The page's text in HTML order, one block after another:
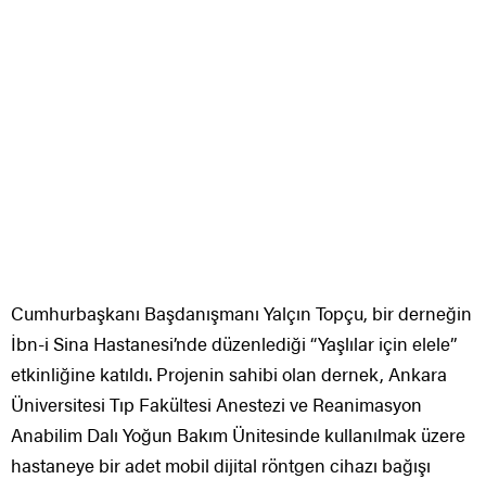
Cumhurbaşkanı Başdanışmanı Yalçın Topçu, bir derneğin
İbn-i Sina Hastanesi’nde düzenlediği “Yaşlılar için elele”
etkinliğine katıldı. Projenin sahibi olan dernek, Ankara
Üniversitesi Tıp Fakültesi Anestezi ve Reanimasyon
Anabilim Dalı Yoğun Bakım Ünitesinde kullanılmak üzere
hastaneye bir adet mobil dijital röntgen cihazı bağışı